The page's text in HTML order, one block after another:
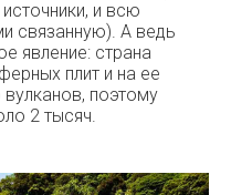
и всю
связанную). А ведь
явление: страна
плит и на ее
вулканов, поэтому
2 тысяч.